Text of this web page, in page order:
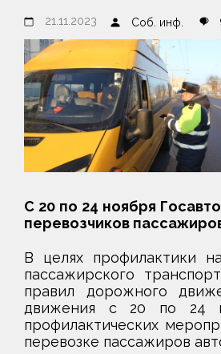
21.11.2023 Соб. инф.
С 20 по 24 ноября
перевозчиков
В целях профилактики
пассажирского
правил дорожного
движения с 20 по 24
профилактических
перевозке пассажиров